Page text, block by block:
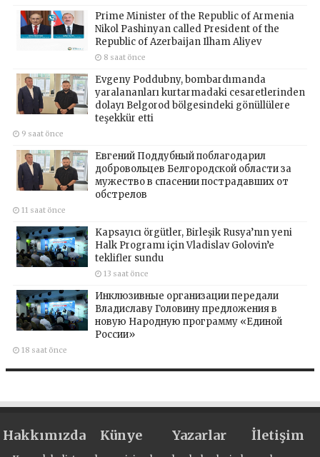
Prime Minister of the Republic of Armenia
Nikol Pashinyan called President of the
Republic of Azerbaijan Ilham Aliyev
8 saat önce
Evgeny Poddubny, bombardımanda
yaralananları kurtarmadaki cesaretlerinden
dolayı Belgorod bölgesindeki gönüllülere
teşekkür etti
9 saat önce
Евгений Поддубный поблагодарил
добровольцев Белгородской области за
мужество в спасении пострадавших от
обстрелов
11 saat önce
Kapsayıcı örgütler, Birleşik Rusya’nın yeni
Halk Programı için Vladislav Golovin’e
teklifler sundu
13 saat önce
Инклюзивные организации передали
Владиславу Головину предложения в
новую Народную программу «Единой
России»
18 saat önce
Hakkımızda Künye Yazarlar İletişim